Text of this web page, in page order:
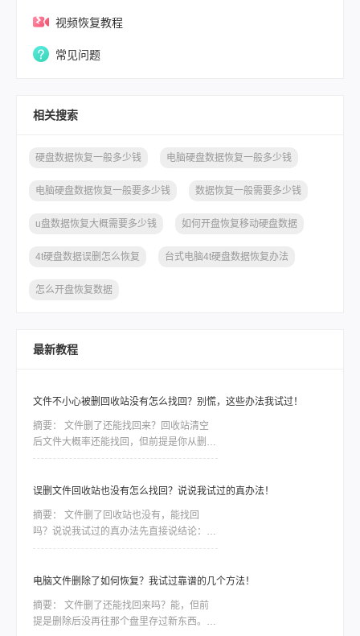
视频恢复教程
常见问题
相关搜索
硬盘数据恢复一般多少钱 电脑硬盘数据恢复一般多少钱
电脑硬盘数据恢复一般要多少钱 数据恢复一般需要多少钱
u盘数据恢复大概需要多少钱 如何开盘恢复移动硬盘数据
4t硬盘数据误删怎么恢复 台式电脑4t硬盘数据恢复办法
怎么开盘恢复数据
最新教程
文件不小心被删回收站没有怎么找回？别慌，这些办法我试过！
摘要：
后文件大概率还能找回，但前提是你从删除
之后到发现之前，没再往那个盘里存过新东
真实数据还在磁盘上待着。这个前提比用什
仙软件也救不回来。前阵子同事小李给客户
做方案，晚上赶工误把存了三天素材的文件
误删文件回收站也没有怎么找回？说说我试过的真办法！
摘要：
吗？说说我试过的真办法先直接说结论：能
找回，但前提是你清空回收站之后没再往那
否被“覆盖”，比用什么软件都关键——因为
还躺在硬盘里；但只要新数据住了进去，原
文件就被物理抹掉，神仙也难救。一段糟心
电脑文件删除了如何恢复？我试过靠谱的几个方法！
摘要：
提是删除后没再往那个盘里存过新东西。电